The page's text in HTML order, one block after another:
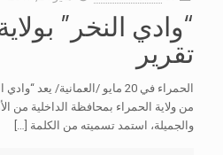
“وادي النخر”
تقرير
الحمراء في 20 مايو /العمانية/
من ولاية الحمراء بمحافظة الداخلية من
والجميلة، استمد تسميته من الكلمة